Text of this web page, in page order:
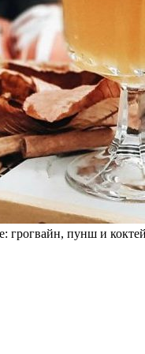
грогвайн, пунш и